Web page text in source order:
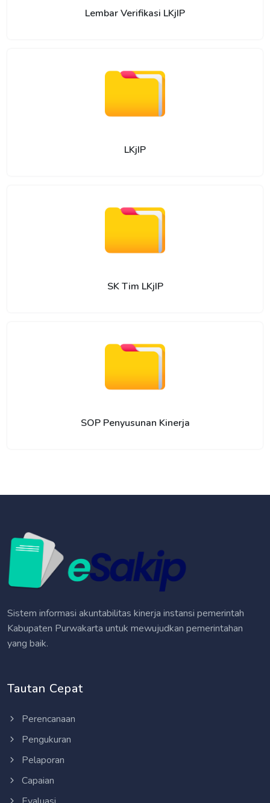
Lembar Verifikasi LKjIP
LKjIP
SK Tim LKjIP
SOP Penyusunan Kinerja
Sistem informasi akuntabilitas kinerja instansi pemerintah
Kabupaten Purwakarta untuk mewujudkan pemerintahan
yang baik.
Tautan Cepat
Perencanaan
Pengukuran
Pelaporan
Capaian